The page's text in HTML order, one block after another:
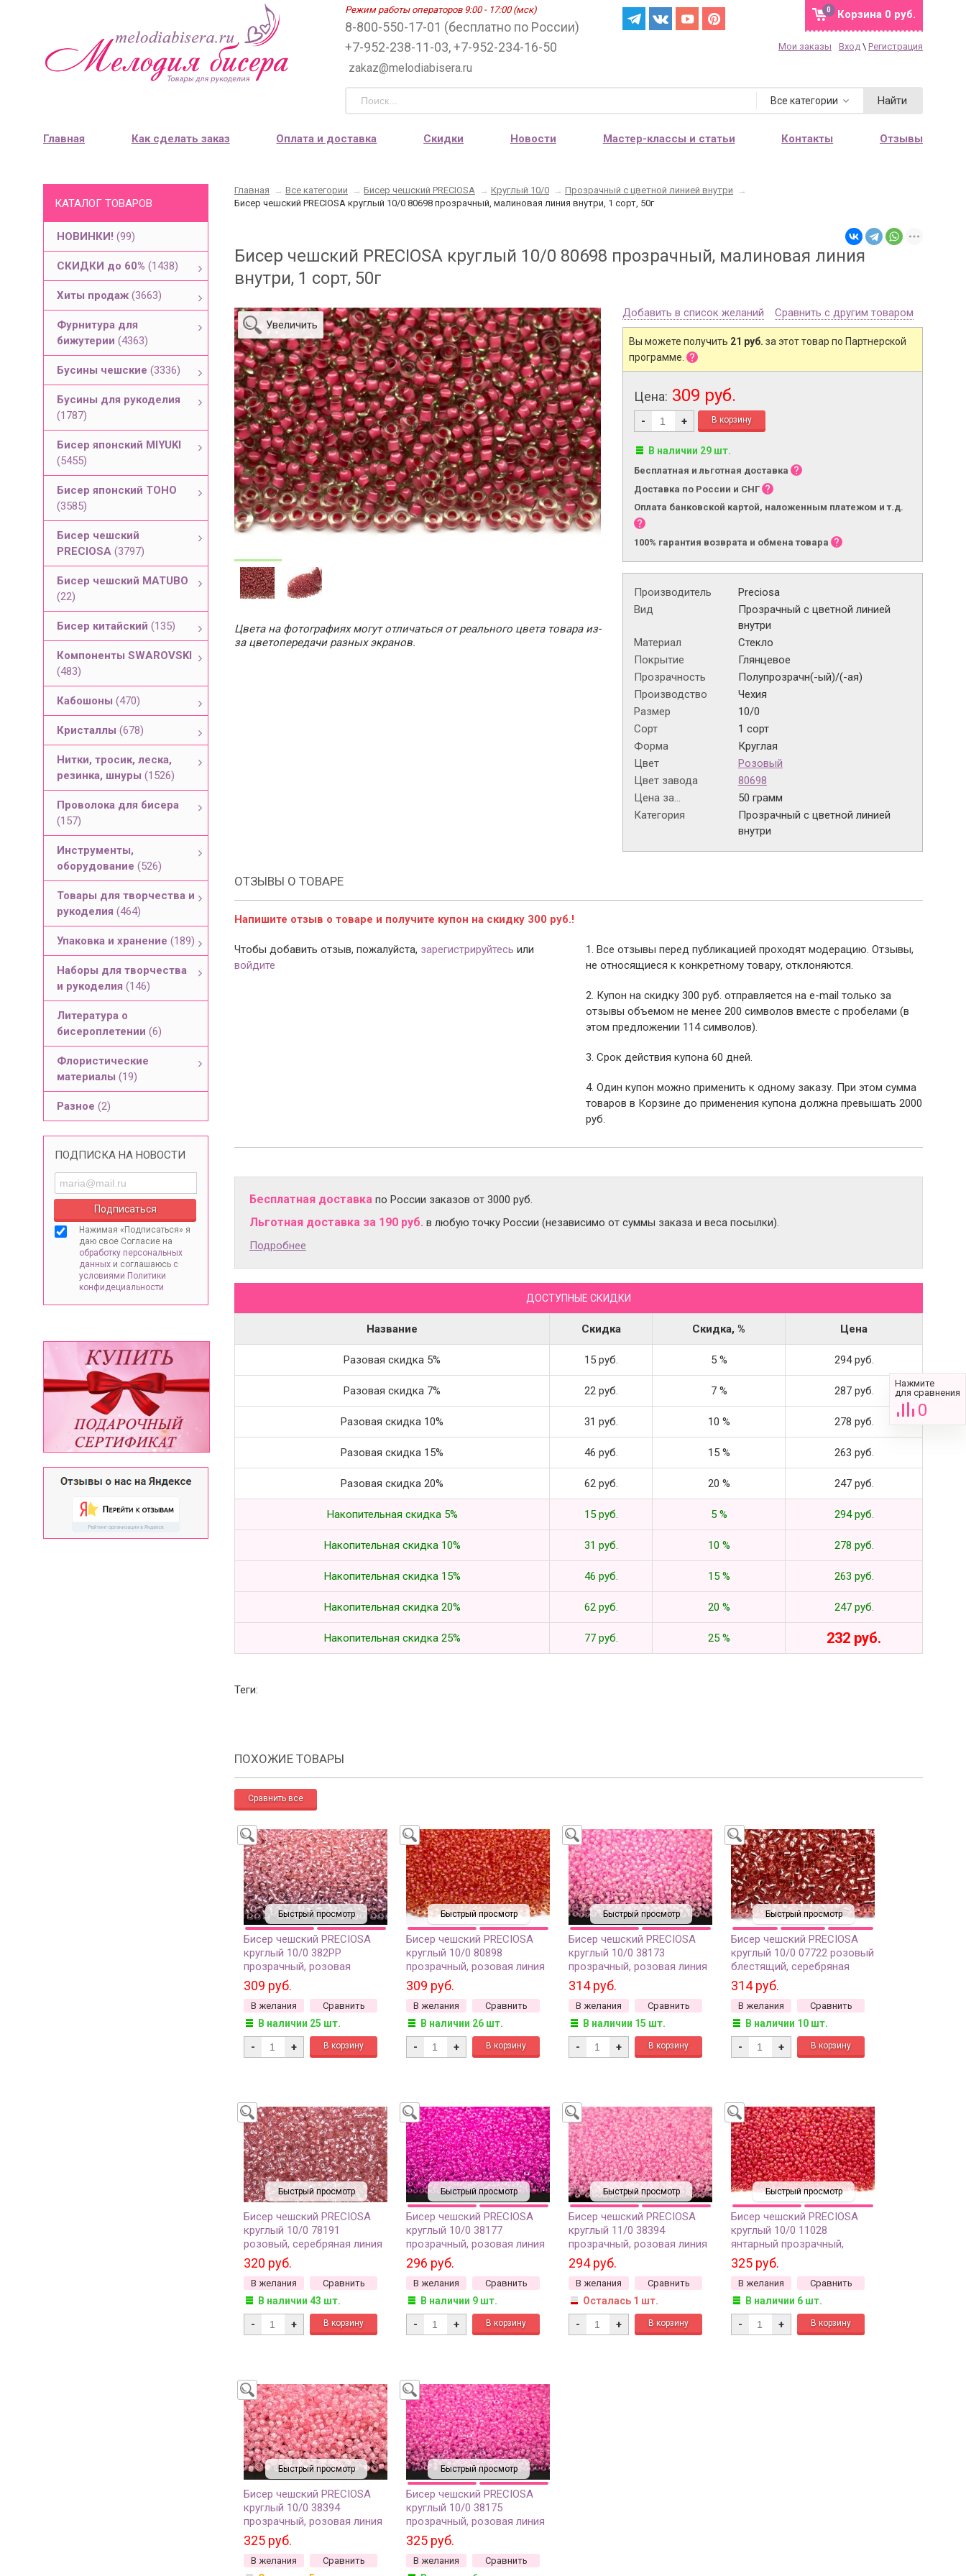
Режим работы операторов 9:00 - 17:00 (мск)
8-800-550-17-01 (бесплатно по России)
+7-952-238-11-03, +7-952-234-16-50
zakaz@melodiabisera.ru
Корзина 0 руб.
0
Мои заказы Вход \ Регистрация
Все категории Найти
Главная Как сделать заказ Оплата и доставка Скидки Новости Мастер-классы и статьи Контакты Отзывы
КАТАЛОГ ТОВАРОВ
НОВИНКИ! (99)
СКИДКИ до 60% (1438)
Хиты продаж (3663)
Фурнитура для
бижутерии (4363)
Бусины чешские (3336)
Бусины для рукоделия
(1787)
Бисер японский MIYUKI
(5455)
Бисер японский TOHO
(3585)
Бисер чешский
PRECIOSA (3797)
Бисер чешский MATUBO
(22)
Бисер китайский (135)
Компоненты SWAROVSKI
(483)
Кабошоны (470)
Кристаллы (678)
Нитки, тросик, леска,
резинка, шнуры (1526)
Проволока для бисера
(157)
Инструменты,
оборудование (526)
Товары для творчества и
рукоделия (464)
Упаковка и хранение (189)
Наборы для творчества
и рукоделия (146)
Литература о
бисероплетении (6)
Флористические
материалы (19)
Разное (2)
ПОДПИСКА НА НОВОСТИ
Нажимая «Подписаться» я
даю свое Согласие на
обработку персональных
данных и соглашаюсь с
условиями Политики
конфидециальности
Главная → Все категории → Бисер чешский PRECIOSA → Круглый 10/0 → Прозрачный с цветной линией внутри
→
Бисер чешский PRECIOSA круглый 10/0 80698 прозрачный, малиновая линия внутри, 1 сорт, 50г
Бисер чешский PRECIOSA круглый 10/0 80698 прозрачный, малиновая линия
внутри, 1 сорт, 50г
Увеличить
Цвета на фотографиях могут отличаться от реального цвета товара из-
за цветопередачи разных экранов.
Добавить в список желаний Сравнить с другим товаром
Вы можете получить 21 руб. за этот товар по Партнерской
программе.
Цена: 309 руб.
- +
В наличии 29 шт.
Бесплатная и льготная доставка
Доставка по России и СНГ
Оплата банковской картой, наложенным платежом и т.д.
100% гарантия возврата и обмена товара
Производитель
Preciosa
Вид
Прозрачный с цветной линией
внутри
Материал
Стекло
Покрытие
Глянцевое
Прозрачность
Полупрозрачн(-ый)/(-ая)
Производство
Чехия
Размер
10/0
Сорт
1 сорт
Форма
Круглая
Цвет
Розовый
Цвет завода
80698
Цена за...
50 грамм
Категория
Прозрачный с цветной линией
внутри
ОТЗЫВЫ О ТОВАРЕ
Напишите отзыв о товаре и получите купон на скидку 300 руб.!
Чтобы добавить отзыв, пожалуйста, зарегистрируйтесь или
войдите
1. Все отзывы перед публикацией проходят модерацию. Отзывы,
не относящиеся к конкретному товару, отклоняются.
2. Купон на скидку 300 руб. отправляется на e-mail только за
отзывы объемом не менее 200 символов вместе с пробелами (в
этом предложении 114 символов).
3. Срок действия купона 60 дней.
4. Один купон можно применить к одному заказу. При этом сумма
товаров в Корзине до применения купона должна превышать 2000
руб.
Бесплатная доставка по России заказов от 3000 руб.
Льготная доставка за 190 руб. в любую точку России (независимо от суммы заказа и веса посылки).
Подробнее
ДОСТУПНЫЕ СКИДКИ
Название Скидка Скидка, % Цена
Разовая скидка 5% 15 руб. 5 % 294 руб.
Разовая скидка 7% 22 руб. 7 % 287 руб.
Разовая скидка 10% 31 руб. 10 % 278 руб.
Разовая скидка 15% 46 руб. 15 % 263 руб.
Разовая скидка 20% 62 руб. 20 % 247 руб.
Накопительная скидка 5% 15 руб. 5 % 294 руб.
Накопительная скидка 10% 31 руб. 10 % 278 руб.
Накопительная скидка 15% 46 руб. 15 % 263 руб.
Накопительная скидка 20% 62 руб. 20 % 247 руб.
Накопительная скидка 25% 77 руб. 25 % 232 руб.
Теги:
ПОХОЖИЕ ТОВАРЫ
Быстрый просмотр
Бисер чешский PRECIOSA
круглый 10/0 382PP
прозрачный, розовая
перламутровая линия
внутри, 1сорт, 50г
309 руб.
В желания Сравнить
В наличии 25 шт.
- +
Быстрый просмотр
Бисер чешский PRECIOSA
круглый 10/0 80898
прозрачный, розовая линия
внутри, 1 сорт, 50г
309 руб.
В желания Сравнить
В наличии 26 шт.
- +
Быстрый просмотр
Бисер чешский PRECIOSA
круглый 10/0 38173
прозрачный, розовая линия
внутри, 1 сорт, 50г
314 руб.
В желания Сравнить
В наличии 15 шт.
- +
Быстрый просмотр
Бисер чешский PRECIOSA
круглый 10/0 07722 розовый
блестящий, серебряная
линия внутри, 1 сорт, 50г
314 руб.
В желания Сравнить
В наличии 10 шт.
- +
Быстрый просмотр
Бисер чешский PRECIOSA
круглый 10/0 78191
розовый, серебряная линия
внутри, 1 сорт, 50г
320 руб.
В желания Сравнить
В наличии 43 шт.
- +
Быстрый просмотр
Бисер чешский PRECIOSA
круглый 10/0 38177
прозрачный, розовая линия
внутри, 1 сорт, 50г
296 руб.
В желания Сравнить
В наличии 9 шт.
- +
Быстрый просмотр
Бисер чешский PRECIOSA
круглый 11/0 38394
прозрачный, розовая линия
внутри, 50г
294 руб.
В желания Сравнить
Осталась 1 шт.
- +
Быстрый просмотр
Бисер чешский PRECIOSA
круглый 10/0 11028
янтарный прозрачный,
розовая линия внутри, 1
сорт, 50г
325 руб.
В желания Сравнить
В наличии 6 шт.
- +
Быстрый просмотр
Бисер чешский PRECIOSA
круглый 10/0 38394
прозрачный, розовая линия
внутри, 1 сорт, 50г
325 руб.
В желания Сравнить
Быстрый просмотр
Бисер чешский PRECIOSA
круглый 10/0 38175
прозрачный, розовая линия
внутри, 1 сорт, 50г
325 руб.
В желания Сравнить
Нажмите
для сравнения
0